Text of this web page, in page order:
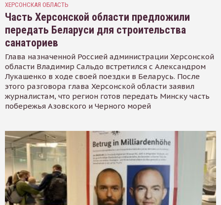
ХЕРСОНСКАЯ ОБЛАСТЬ
Часть Херсонской области предложили
передать Беларуси для строительства
санаториев
Глава назначенной Россией администрации Херсонской
области Владимир Сальдо встретился с Александром
Лукашенко в ходе своей поездки в Беларусь. После
этого разговора глава Херсонской области заявил
журналистам, что регион готов передать Минску часть
побережья Азовского и Черного морей